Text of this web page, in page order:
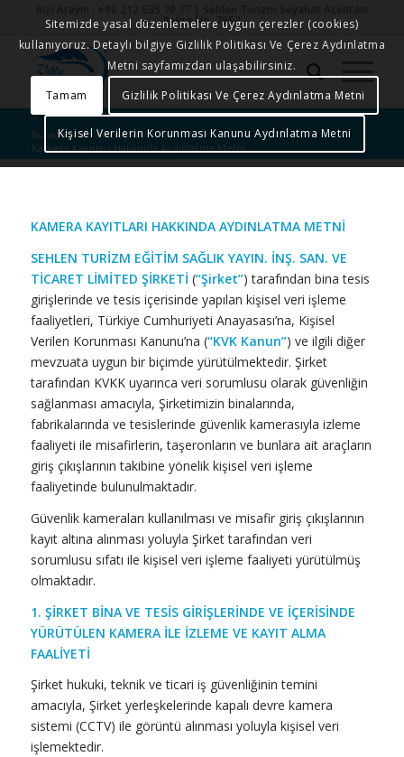
Belge No: 7952
Buradasınız: Anasayfa /
Kamera Kayıtları Hakkında Aydınlatma Metni
KAMERA KAYITLARI HAKKINDA AYDINLATMA METNİ
SEHLEN TURİZM EĞİTİM SAĞLIK YAYIN. İNŞ. SAN. VE
TİCARET LİMİTED ŞİRKETİ (“Şirket”) tarafından bina tesis
girişlerinde ve tesis içerisinde yapılan kişisel veri işleme
faaliyetleri, Türkiye Cumhuriyeti Anayasası’na, Kişisel
Verilen Korunması Kanunu’na (“KVK Kanun”) ve ilgili diğer
mevzuata uygun bir biçimde yürütülmektedir. Şirket
tarafından KVKK uyarınca veri sorumlusu olarak güvenliğin
sağlanması amacıyla, Şirketimizin binalarında,
fabrikalarında ve tesislerinde güvenlik kamerasıyla izleme
faaliyeti ile misafirlerin, taşeronların ve bunlara ait araçların
giriş çıkışlarının takibine yönelik kişisel veri işleme
faaliyetinde bulunulmaktadır.
Güvenlik kameraları kullanılması ve misafir giriş çıkışlarının
kayıt altına alınması yoluyla Şirket tarafından veri
sorumlusu sıfatı ile kişisel veri işleme faaliyeti yürütülmüş
olmaktadır.
1. ŞİRKET BİNA VE TESİS GİRİŞLERİNDE VE İÇERİSİNDE
YÜRÜTÜLEN KAMERA İLE İZLEME VE KAYIT ALMA
FAALİYETİ
Şirket hukuki, teknik ve ticari iş güvenliğinin temini
amacıyla, Şirket yerleşkelerinde kapalı devre kamera
sistemi (CCTV) ile görüntü alınması yoluyla kişisel veri
işlemektedir.
Sitemizde yasal düzenlemelere uygun çerezler (cookies)
kullanıyoruz. Detaylı bilgiye Gizlilik Politikası Ve Çerez Aydınlatma
Metni sayfamızdan ulaşabilirsiniz.
Tamam
Gizlilik Politikası Ve Çerez Aydınlatma Metni
Kişisel Verilerin Korunması Kanunu Aydınlatma Metni